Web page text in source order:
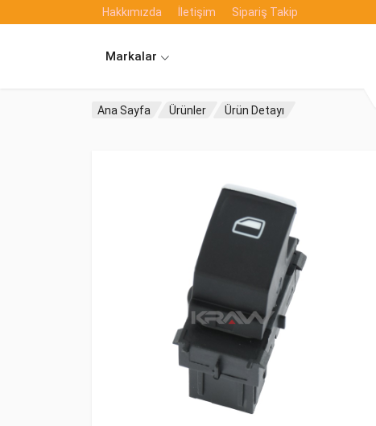
Hakkımızda İletişim Sipariş Takip
Markalar
Ana Sayfa Ürünler Ürün Detayı